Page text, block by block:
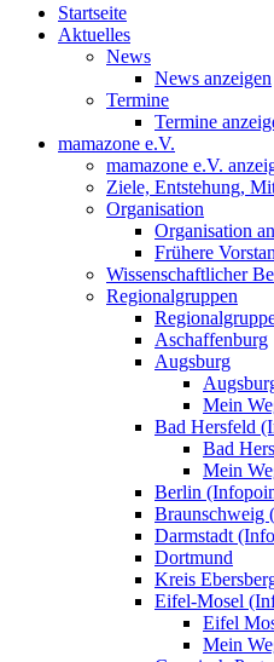
Startseite
Aktuelles
News
News anzeigen
Termine
Termine
mamazone e.V.
mamazone e.V.
Ziele, Entstehung,
Organisation
Organisation
Frühere
Wissenschaftlicher
Regionalgruppen
Aschaffenburg
Augsburg
Mein
Bad Hersfeld
Bad
Mein
Berlin
Braunschweig
Darmstadt
Dortmund
Kreis
Eifel-Mosel
Eifel
Mein